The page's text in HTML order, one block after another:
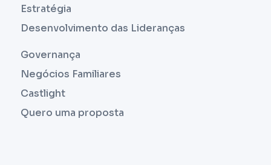
Estratégia
Desenvolvimento das Lideranças
Governança
Negócios Familiares
Castlight
Quero uma proposta